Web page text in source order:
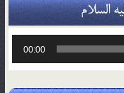
السلام
00:00